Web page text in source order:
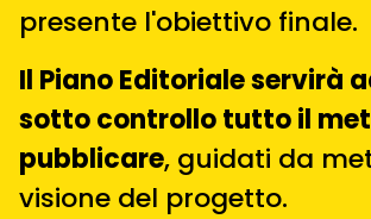
presente l'obiettivo finale.
Il Piano Editoriale servirà
sotto controllo tutto il
pubblicare, guidati da
visione del progetto.